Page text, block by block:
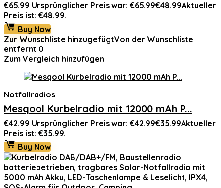
€65.99 Ursprünglicher Preis war: €65.99€48.99Aktueller
Preis ist: €48.99.
Buy Now
Zur Wunschliste hinzugefügtVon der Wunschliste
entfernt 0
Zum Vergleich hinzufügen
Notfallradios
Mesqool Kurbelradio mit 12000 mAh P...
€42.99 Ursprünglicher Preis war: €42.99€35.99Aktueller
Preis ist: €35.99.
Buy Now